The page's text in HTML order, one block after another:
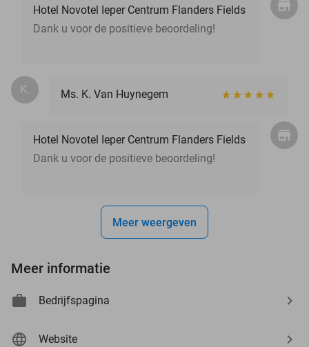
Hotel Novotel Ieper Centrum Flanders Fields
Dank u voor de positieve beoordeling!
K. Ms. K. Van Huynegem
Hotel Novotel Ieper Centrum Flanders Fields
Dank u voor de positieve beoordeling!
Meer weergeven
Meer informatie
Bedrijfspagina
Website